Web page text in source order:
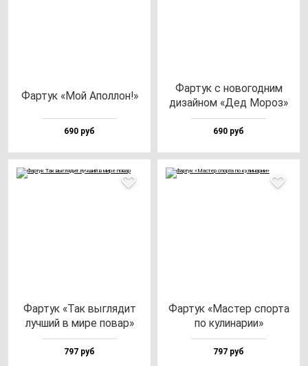
Фар­тук «Мой Апол­лон!»
690 руб
Фар­тук с но­во­год­ним
ди­зай­ном «Дед Мороз»
690 руб
Фар­тук «Так выг­ля­дит
луч­ший в ми­ре по­вар»
797 руб
Фар­тук «Мас­тер спор­та
по ку­ли­на­рии»
797 руб